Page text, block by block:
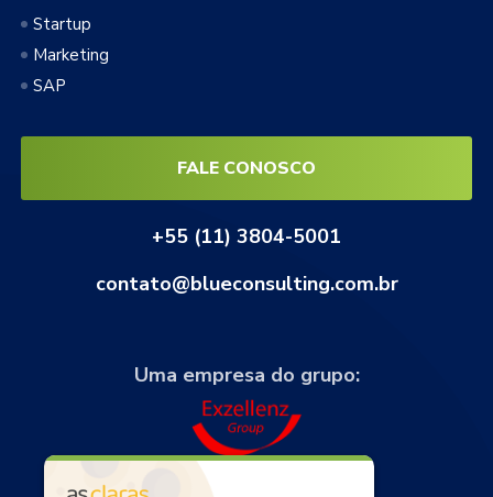
Startup
Marketing
SAP
FALE CONOSCO
+55 (11) 3804-5001
contato@blueconsulting.com.br
Uma empresa do grupo: